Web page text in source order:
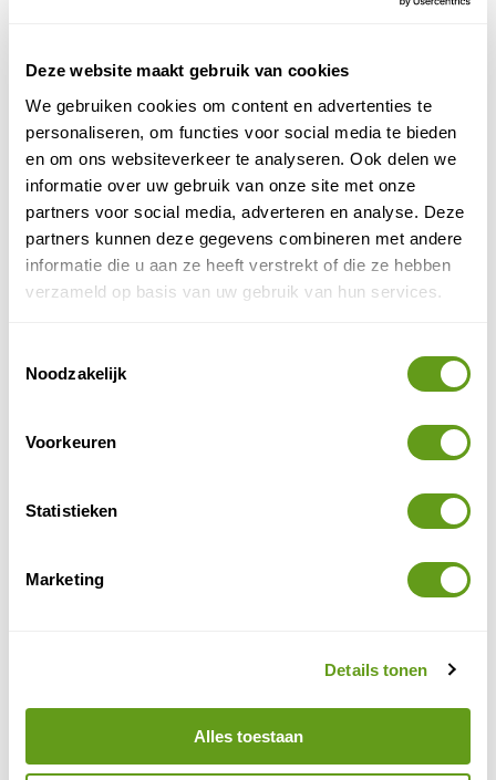
Deze website maakt gebruik van cookies
We gebruiken cookies om content en advertenties te
personaliseren, om functies voor social media te bieden
en om ons websiteverkeer te analyseren. Ook delen we
informatie over uw gebruik van onze site met onze
partners voor social media, adverteren en analyse. Deze
partners kunnen deze gegevens combineren met andere
informatie die u aan ze heeft verstrekt of die ze hebben
verzameld op basis van uw gebruik van hun services.
Noodzakelijk
Voorkeuren
Statistieken
Marketing
Details tonen
Alles toestaan
Zwedenis bezaaid met meren. Overal liggen steigers
en op de meeste plaatsen kan je een roeiboot huren.
Ook een visvakantie in Spanje
Andere bestemmingen om te vissen in Europa zijn
Noorwegen en Ierland
Engeland, Duitsland...
Populairste visbestemmingen in Europa
Lapland
-Schotland
-Cyprus